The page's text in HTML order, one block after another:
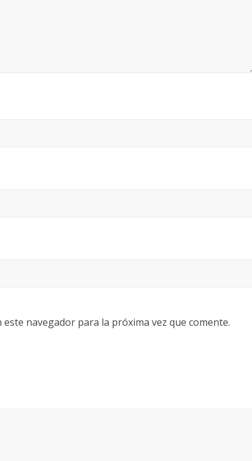
navegador para la próxima vez que comente.